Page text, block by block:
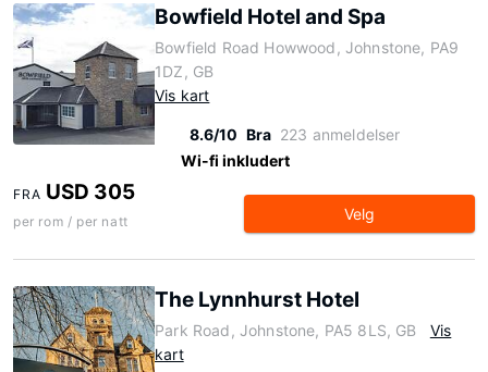
Bowfield Hotel and Spa
Bowfield Road Howwood, Johnstone, PA9
1DZ, GB
Vis kart
8.6/10 Bra 223 anmeldelser
Wi-fi inkludert
FRA USD 305
per rom / per natt Velg
The Lynnhurst Hotel
Park Road, Johnstone, PA5 8LS, GB
Vis
kart